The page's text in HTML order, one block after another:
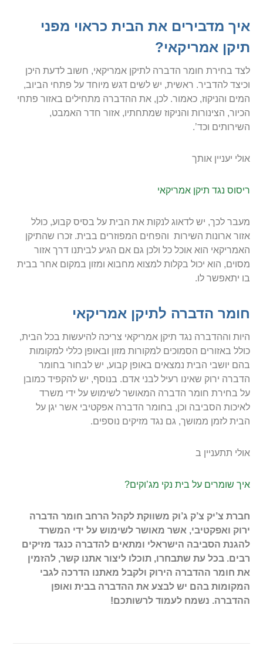
איך מדבירים את הבית כראוי מפני
תיקן אמריקאי?
לצד בחירת חומר הדברה לתיקן אמריקאי, חשוב לדעת היכן
וכיצד להדביר. ראשית, יש לשים דגש מיוחד על פתחי הביוב,
המים והניקוז, כאמור. לכן, את ההדברה מתחילים באזור פתחי
הכיור, הצינורות והניקוז שמתחתיו, אזור חדר האמבט,
השירותים וכד’.
אולי יעניין אותך
ריסוס נגד תיקן אמריקאי
מעבר לכך, יש לדאוג לנקות את הבית על בסיס קבוע, כולל
אזור ארונות השירות והפחים המפוזרים בבית. זכרו שהתיקן
האמריקאי הוא אוכל כל ולכן גם אם הגיע לביתנו דרך אזור
מסוים, הוא יכול בקלות למצוא מחבוא ומזון במקום אחר בבית
בו יתאפשר לו.
חומר הדברה לתיקן אמריקאי
היות וההדברה נגד תיקן אמריקאי צריכה להיעשות בכל הבית,
כולל באזורים הסמוכים למקורות מזון ובאופן כללי למקומות
בהם יושבי הבית נמצאים באופן קבוע, יש לבחור בחומר
הדברה ירוק שאינו רעיל לבני אדם. בנוסף, יש להקפיד כמובן
על בחירת חומר הדברה המאושר לשימוש על ידי משרד
לאיכות הסביבה וכן, בחומר הדברה אפקטיבי אשר יגן על
הבית לזמן ממושך, גם נגד מזיקים נוספים.
אולי תתעניין ב
איך שומרים על בית נקי מג’וקים?
חברת צ’יק צ’ק ג’וק משווקת לקהל הרחב חומר הדברה
ירוק ואפקטיבי, אשר מאושר לשימוש על ידי המשרד
להגנת הסביבה הישראלי ומתאים להדברה כנגד מזיקים
רבים. בכל עת שתבחרו, תוכלו ליצור אתנו קשר, להזמין
את חומר ההדברה הירוק ולקבל מאתנו הדרכה לגבי
המקומות בהם יש לבצע את ההדברה בבית ואופן
ההדברה. נשמח לעמוד לרשותכם!